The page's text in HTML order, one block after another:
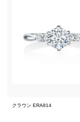
クラウン ERA814